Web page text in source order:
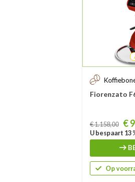
Fiorenzato
Prijs
€ 1.158,00 €
U bespaart 13
Op